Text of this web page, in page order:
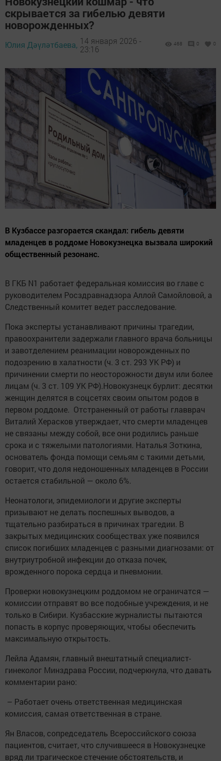
скрывается за гибелью девяти
новорожденных?
Юлия Дәүләтбаева, 14 января 2026 -
23:16
468 0 0
В Кузбассе разгорается скандал: гибель девяти
младенцев в роддоме Новокузнецка вызвала широкий
общественный резонанс.
В ГКБ N1 работает федеральная комиссия во главе с
руководителем Росздравнадзора Аллой Самойловой, а
Следственный комитет ведет расследование.
Пока эксперты устанавливают причины трагедии,
правоохранители задержали главного врача больницы
и завотделением реанимации новорожденных по
подозрению в халатности (ч. 3 ст. 293 УК РФ) и
причинении смерти по неосторожности двум или более
лицам (ч. 3 ст. 109 УК РФ).Новокузнецк бурлит: десятки
женщин делятся в соцсетях своим опытом родов в
первом роддоме. Отстраненный от работы главврач
Виталий Херасков утверждает, что смерти младенцев
не связаны между собой, все они родились раньше
срока и с тяжелыми патологиями. Наталья Зоткина,
основатель фонда помощи семьям с такими детьми,
говорит, что доля недоношенных младенцев в России
остается стабильной — около 6%.
Неонатологи, эпидемиологи и другие эксперты
призывают не делать поспешных выводов, а
тщательно разбираться в причинах трагедии. В
закрытых медицинских сообществах уже появился
список погибших младенцев с разными диагнозами: от
внутриутробной инфекции до отказа почек,
врожденного порока сердца и пневмонии.
Проверки новокузнецким роддомом не ограничатся —
комиссии отправят во все подобные учреждения, и не
только в Сибири. Кузбасские журналисты пытаются
попасть в корпус проверяющих, чтобы обеспечить
максимальную открытость.
Лейла Адамян, главный внештатный специалист-
гинеколог Минздрава России, подчеркнула, что давать
комментарии рано:
– Работает очень ответственная медицинская
комиссия, самая ответственная в стране.
Ян Власов, сопредседатель Всероссийского союза
пациентов, считает, что случившееся в Новокузнецке
вряд ли трагическое стечение обстоятельств, и